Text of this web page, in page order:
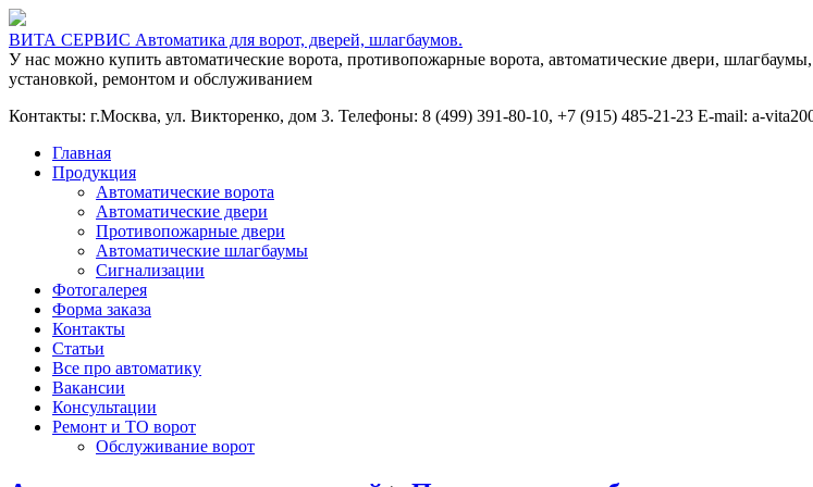
ВИТА СЕРВИС Автоматика для ворот, дверей, шлагбаумов.
У нас можно купить автоматические ворота, противопожарные ворота, автоматические двери,
установкой, ремонтом и обслуживанием
Контакты: г.Москва, ул. Викторенко, дом 3. Телефоны: 8 (499) 391-80-10, +7 (915) 485-21-23 E-mail: a-
Главная
Продукция
Автоматические ворота
Автоматические двери
Противопожарные двери
Автоматические шлагбаумы
Сигнализации
Фотогалерея
Форма заказа
Контакты
Статьи
Все про автоматику
Вакансии
Консультации
Ремонт и ТО ворот
Обслуживание ворот